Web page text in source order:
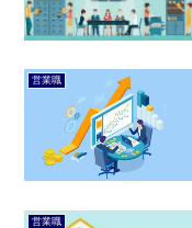
営業職
営業職